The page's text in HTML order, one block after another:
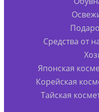
Средства от
Японская
Корейская
Тайская